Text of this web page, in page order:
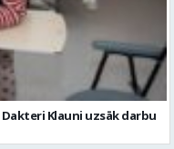
Klauni uzsāk darbu